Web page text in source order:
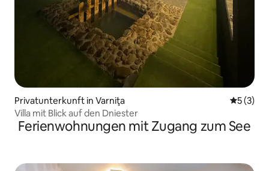
Privatunterkunft in Varniţa
5 (3)
Villa mit Blick auf den Dniester
Ferienwohnungen mit Zugang zum See